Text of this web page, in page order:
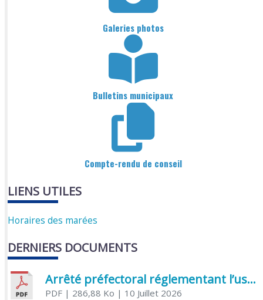
Galeries photos
Bulletins municipaux
Compte-rendu de conseil
LIENS UTILES
Horaires des marées
DERNIERS DOCUMENTS
Arrêté préfectoral réglementant l’usage de l’eau
PDF| 286,88 Ko | 10 Juillet 2026